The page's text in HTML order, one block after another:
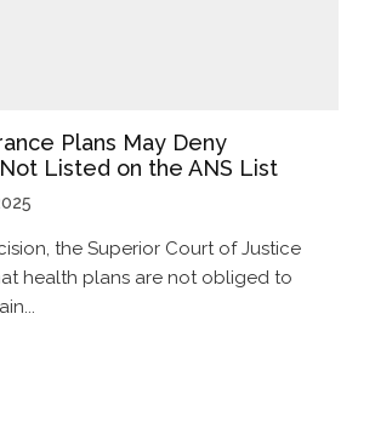
Plans May Deny
Listed on the ANS List
the Superior Court of Justice
health plans are not obliged to